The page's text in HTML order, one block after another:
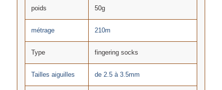
poids 50g
métrage 210m
Type fingering socks
Tailles aiguilles de 2.5 à 3.5mm